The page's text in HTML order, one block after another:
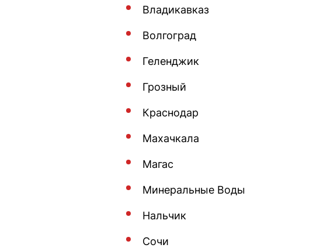
Владикавказ
Волгоград
Геленджик
Грозный
Краснодар
Махачкала
Магас
Минеральные Воды
Нальчик
Сочи